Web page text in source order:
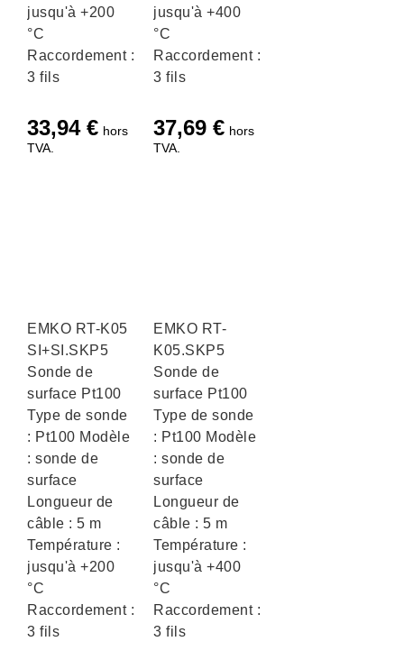
jusqu'à +200
°C
Raccordement :
3 fils
33,94 € hors
TVA.
jusqu'à +400
°C
Raccordement :
3 fils
37,69 € hors
TVA.
EMKO RT-K05
SI+SI.SKP5
Sonde de
surface Pt100
Type de sonde
: Pt100 Modèle
: sonde de
surface
Longueur de
câble : 5 m
Température :
jusqu'à +200
°C
Raccordement :
3 fils
EMKO RT-
K05.SKP5
Sonde de
surface Pt100
Type de sonde
: Pt100 Modèle
: sonde de
surface
Longueur de
câble : 5 m
Température :
jusqu'à +400
°C
Raccordement :
3 fils